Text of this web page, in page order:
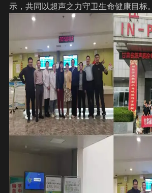
示，共同以超声之力守卫生命健康目标。